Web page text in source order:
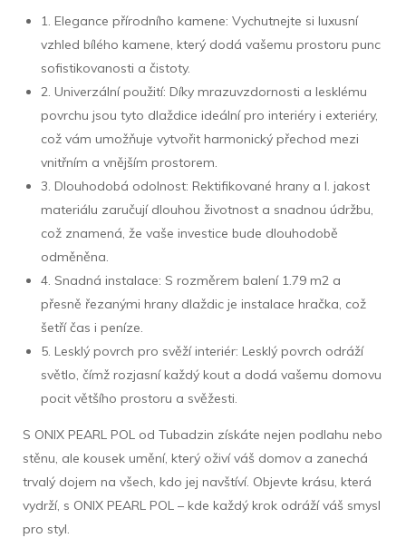
1. Elegance přírodního kamene: Vychutnejte si luxusní
vzhled bílého kamene, který dodá vašemu prostoru punc
sofistikovanosti a čistoty.
2. Univerzální použití: Díky mrazuvzdornosti a lesklému
povrchu jsou tyto dlaždice ideální pro interiéry i exteriéry,
což vám umožňuje vytvořit harmonický přechod mezi
vnitřním a vnějším prostorem.
3. Dlouhodobá odolnost: Rektifikované hrany a I. jakost
materiálu zaručují dlouhou životnost a snadnou údržbu,
což znamená, že vaše investice bude dlouhodobě
odměněna.
4. Snadná instalace: S rozměrem balení 1.79 m2 a
přesně řezanými hrany dlaždic je instalace hračka, což
šetří čas i peníze.
5. Lesklý povrch pro svěží interiér: Lesklý povrch odráží
světlo, čímž rozjasní každý kout a dodá vašemu domovu
pocit většího prostoru a svěžesti.
S ONIX PEARL POL od Tubadzin získáte nejen podlahu nebo
stěnu, ale kousek umění, který oživí váš domov a zanechá
trvalý dojem na všech, kdo jej navštíví. Objevte krásu, která
vydrží, s ONIX PEARL POL – kde každý krok odráží váš smysl
pro styl.